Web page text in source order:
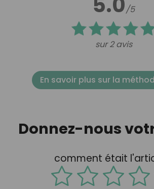
/5
sur 2 avis
En savoir plus sur la
Donnez-nous
comment était